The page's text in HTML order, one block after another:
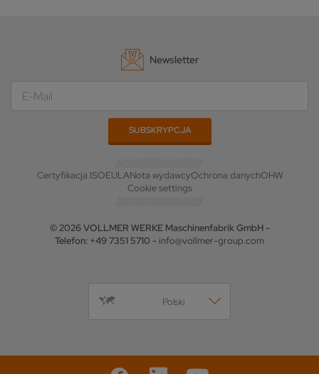
Newsletter
Certyfikacja ISOEULANota wydawcyOchrona danychOHW
Cookie settings
© 2026 VOLLMER WERKE Maschinenfabrik GmbH -
Telefon: +49 7351 5710 - info@vollmer-group.com
Polski